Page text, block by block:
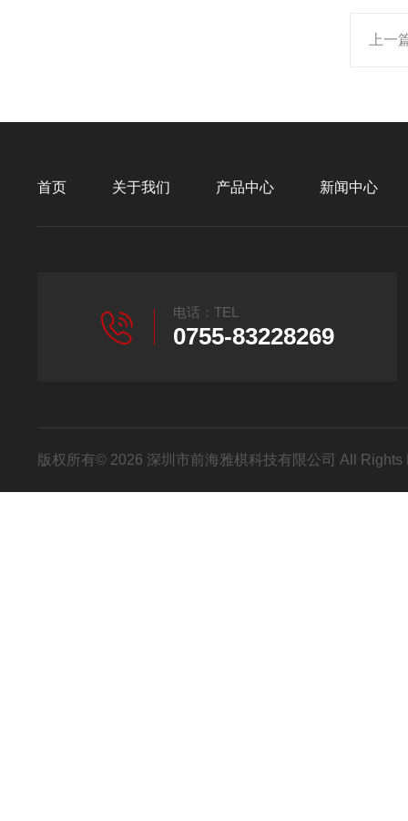
上一
首页 关于我们 产品中心 新闻中心
电话：TEL
0755-83228269
版权所有© 2026 深圳市前海雅棋科技有限公司 All